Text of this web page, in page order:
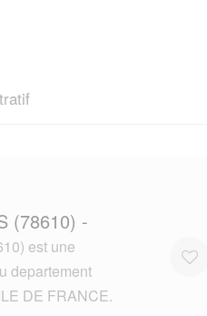
(78610) -
est une
departement
DE FRANCE.